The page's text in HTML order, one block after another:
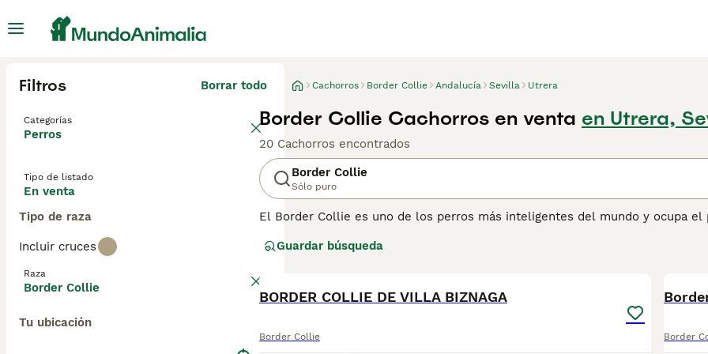
Filtros Borrar todo
Categorías
Perros
Tipo de listado
En venta
Tipo de raza
Incluir cruces
Raza
Border Collie
Tu ubicación
Cachorros Border Collie Andalucía Sevilla Utrera
Border Collie Cachorros en venta en Utrera,
20 Cachorros encontrados
Border Collie
Sólo puro
El Border Collie es uno de los perros más inteligentes del mundo y ocupa
sido muy apreciado. Como excelente perro de trabajo y de compañía,
Lee nuestrapágina de consejos de compra de Border Collie para obtener
Guardar búsqueda
BORDER COLLIE DE VILLA BIZNAGA
Border Collie Border